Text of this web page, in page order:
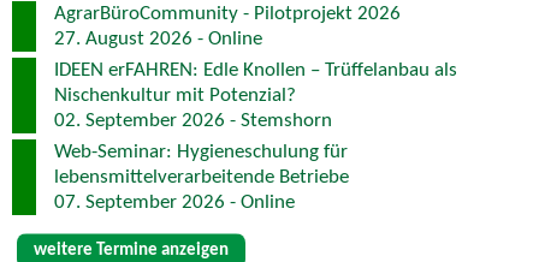
AgrarBüroCommunity - Pilotprojekt 2026
27. August 2026 - Online
IDEEN erFAHREN: Edle Knollen – Trüffelanbau als
Nischenkultur mit Potenzial?
02. September 2026 - Stemshorn
Web-Seminar: Hygieneschulung für
lebensmittelverarbeitende Betriebe
07. September 2026 - Online
weitere Termine anzeigen